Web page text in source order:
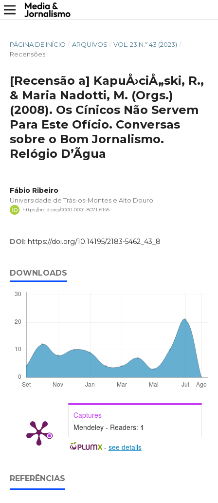
PÁGINA DE INÍCIO / ARQUIVOS / VOL. 23 N.º 43 (2023) /
Recensões
[Recensão a] KapuÅ›ciÅ„ski, R.,
& Maria Nadotti, M. (Orgs.)
(2008). Os Cínicos Não Servem
Para Este Ofício. Conversas
sobre o Bom Jornalismo.
Relógio D’Ãgua
Fábio Ribeiro
Universidade de Trás-os-Montes e Alto Douro
https://orcid.org/0000-0001-8071-6145
DOI: https://doi.org/10.14195/2183-5462_43_8
DOWNLOADS
Captures
Mendeley - Readers: 1
- see details
REFERÊNCIAS